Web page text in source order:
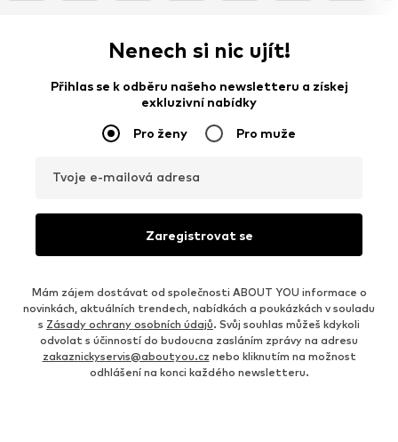
Nenech si nic ujít!
Přihlas se k odběru našeho newsletteru a získej
exkluzivní nabídky
Pro ženy Pro muže
Tvoje e-mailová adresa
Zaregistrovat se
Mám zájem dostávat od společnosti ABOUT YOU informace o
novinkách, aktuálních trendech, nabídkách a poukázkách v souladu
s Zásady ochrany osobních údajů. Svůj souhlas můžeš kdykoli
odvolat s účinností do budoucna zasláním zprávy na adresu
zakaznickyservis@aboutyou.cz nebo kliknutím na možnost
odhlášení na konci každého newsletteru.